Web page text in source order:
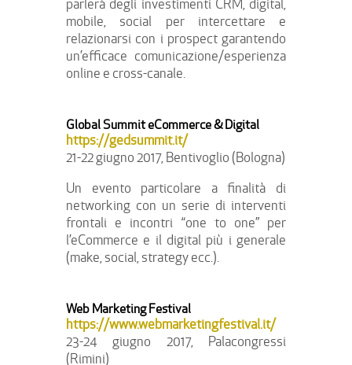
parlerà degli investimenti CRM, digital,
mobile, social per intercettare e
relazionarsi con i prospect garantendo
un’efficace comunicazione/esperienza
online e cross-canale.
Global Summit eCommerce & Digital
https://gedsummit.it/
21-22 giugno 2017, Bentivoglio (Bologna)
Un evento particolare a finalità di
networking con un serie di interventi
frontali e incontri “one to one” per
l’eCommerce e il digital più i generale
(make, social, strategy ecc.).
Web Marketing Festival
https://www.webmarketingfestival.it/
23-24 giugno 2017, Palacongressi
(Rimini)